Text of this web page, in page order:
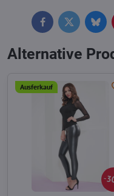
FacebookTwitter
Alternative
Ausferkauf